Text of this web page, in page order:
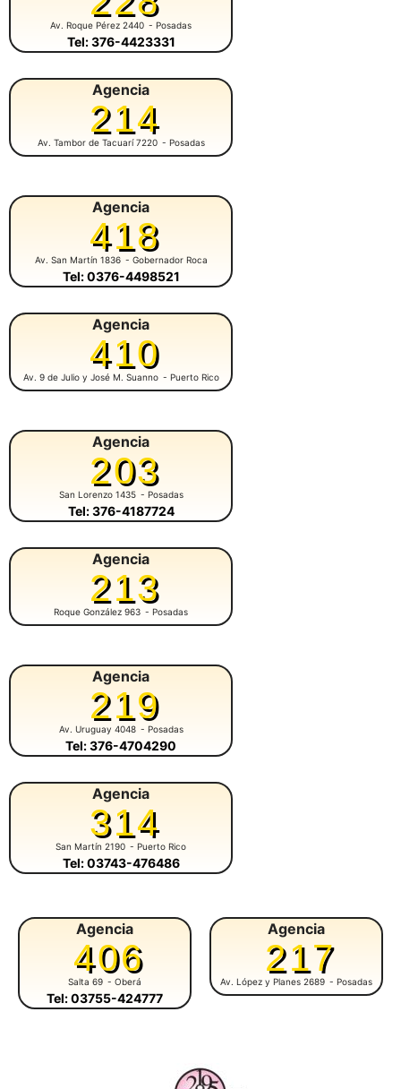
Av. Roque Pérez 2440 - Posadas
Tel: 376-4423331
Agencia
214
Av. Tambor de Tacuarí 7220 - Posadas
Agencia
418
Av. San Martín 1836 - Gobernador Roca
Tel: 0376-4498521
Agencia
410
Av. 9 de Julio y José M. Suanno - Puerto Rico
Agencia
203
San Lorenzo 1435 - Posadas
Tel: 376-4187724
Agencia
213
Roque González 963 - Posadas
Agencia
219
Av. Uruguay 4048 - Posadas
Tel: 376-4704290
Agencia
314
San Martín 2190 - Puerto Rico
Tel: 03743-476486
Agencia
406
Salta 69 - Oberá
Tel: 03755-424777
Agencia
217
Av. López y Planes 2689 - Posadas